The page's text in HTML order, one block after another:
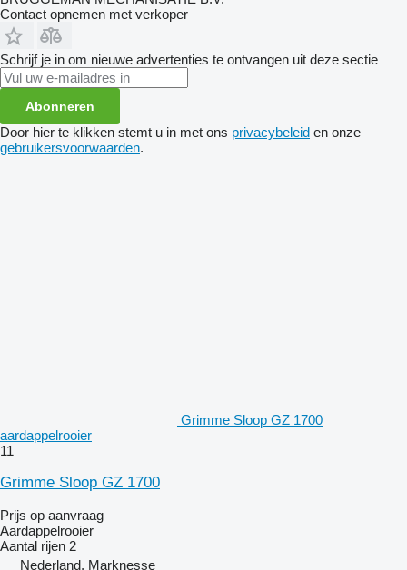
Contact opnemen met verkoper
Schrijf je in om nieuwe advertenties te ontvangen uit deze sectie
Abonneren
Door hier te klikken stemt u in met ons privacybeleid en onze
gebruikersvoorwaarden.
Grimme Sloop GZ 1700
aardappelrooier
11
Grimme Sloop GZ 1700
Prijs op aanvraag
Aardappelrooier
Aantal rijen 2
Nederland, Marknesse